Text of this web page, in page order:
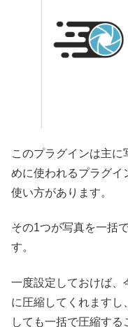
このプラグインは主に
めに使われるプラグイ
使い方があります。
その1つが写真を一括
す。
一度設定しておけば、
に圧縮してくれます
しても一括で圧縮する